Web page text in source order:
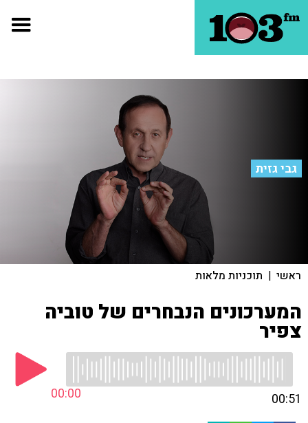
גבי גזית
ראשי | תוכניות מלאות
המערכונים הנבחרים של טוביה
צפיר
00:00 00:51